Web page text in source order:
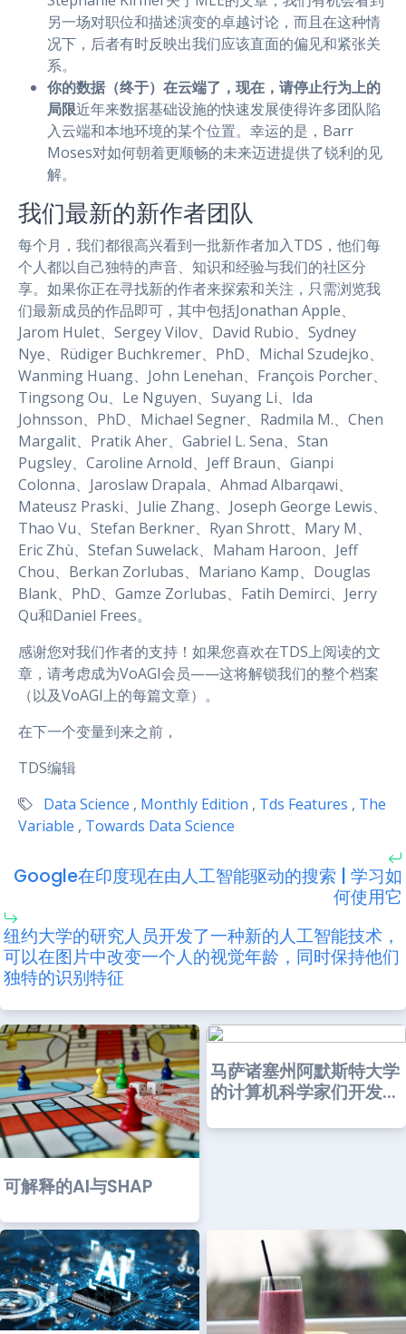
另一场对职位和描述演变的卓越讨论，而且在这种情
况下，后者有时反映出我们应该直面的偏见和紧张关
系。
你的数据（终于）在云端了，现在，请停止行为上的
局限近年来数据基础设施的快速发展使得许多团队陷
入云端和本地环境的某个位置。幸运的是，Barr
Moses对如何朝着更顺畅的未来迈进提供了锐利的见
解。
我们最新的新作者团队
每个月，我们都很高兴看到一批新作者加入TDS，他们每
个人都以自己独特的声音、知识和经验与我们的社区分
享。如果你正在寻找新的作者来探索和关注，只需浏览我
们最新成员的作品即可，其中包括Jonathan Apple、
Jarom Hulet、Sergey Vilov、David Rubio、Sydney
Nye、Rüdiger Buchkremer、PhD、Michal Szudejko、
Wanming Huang、John Lenehan、François Porcher、
Tingsong Ou、Le Nguyen、Suyang Li、Ida
Johnsson、PhD、Michael Segner、Radmila M.、Chen
Margalit、Pratik Aher、Gabriel L. Sena、Stan
Pugsley、Caroline Arnold、Jeff Braun、Gianpi
Colonna、Jaroslaw Drapala、Ahmad Albarqawi、
Mateusz Praski、Julie Zhang、Joseph George Lewis、
Thao Vu、Stefan Berkner、Ryan Shrott、Mary M、
Eric Zhù、Stefan Suwelack、Maham Haroon、Jeff
Chou、Berkan Zorlubas、Mariano Kamp、Douglas
Blank、PhD、Gamze Zorlubas、Fatih Demirci、Jerry
Qu和Daniel Frees。
感谢您对我们作者的支持！如果您喜欢在TDS上阅读的文
章，请考虑成为VoAGI会员——这将解锁我们的整个档案
（以及VoAGI上的每篇文章）。
在下一个变量到来之前，
TDS编辑
Data Science , Monthly Edition , Tds Features , The
Variable , Towards Data Science
Google在印度现在由人工智能驱动的搜索 | 学习如
何使用它
纽约大学的研究人员开发了一种新的人工智能技术，
可以在图片中改变一个人的视觉年龄，同时保持他们
独特的识别特征
可解释的AI与SHAP
马萨诸塞州阿默斯特大学
的计算机科学家们开发...